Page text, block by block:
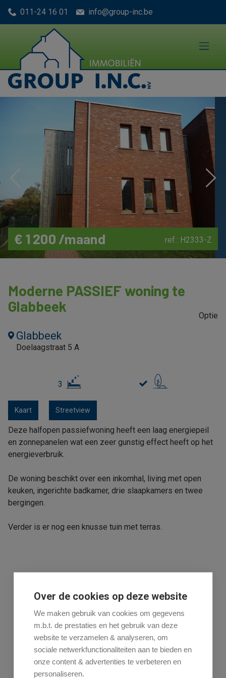
Menu overslaan en naar de inhoud gaan
011-24 16 01 info@group-inc.be
Previous
€ 1 200 /maand ref.: H2333-Z
Moderne PASSIEF woning te
Glabbeek
optie
Glabbeek
Doelaagstraat 5 A
3
Kaart Streetview
Deze halfopen passiefwoning heeft een laag energiepeil
en zonnepanelen wat een zeer gunstig effect heeft op het
energieverbruik.
De woning beschikt over een inkomhal, living met open
keuken, ingerichte badkamer, drie slaapkamers en twee
bergingen.
Verder is er nog een knusse tuin met terras.
Deel dit pand
Algemeen Indeling Comfort
Over de cookies op deze website
We maken gebruik van cookies om gegevens
m.b.t. de prestaties en het gebruik van deze
website te verzamelen & analyseren, om
sociale netwerkfunctionaliteiten aan te bieden en
onze content & advertenties te verbeteren en
personaliseren.